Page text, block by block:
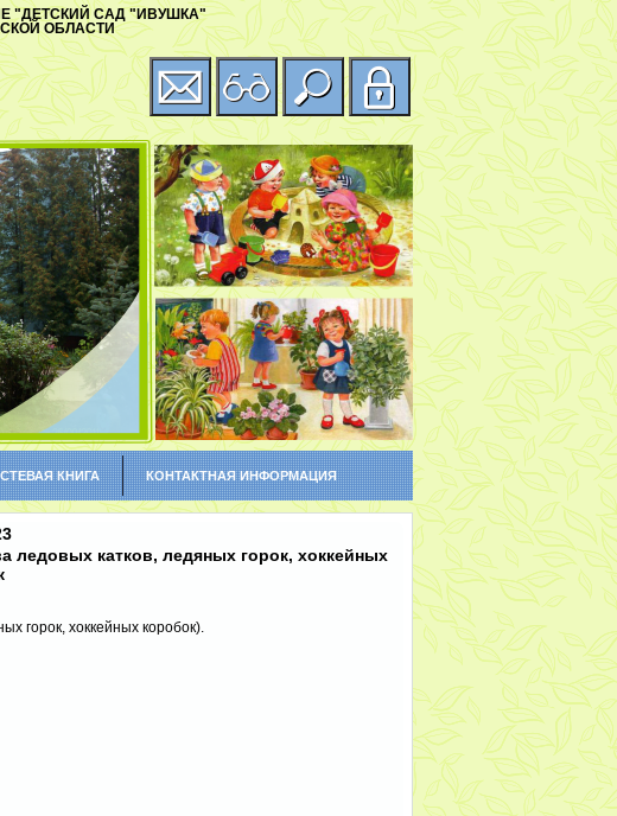
"ДЕТСКИЙ САД "ИВУШКА"
ОБЛАСТИ
КНИГА КОНТАКТНАЯ ИНФОРМАЦИЯ
ледовых катков, ледяных горок, хоккейных
горок, хоккейных коробок).